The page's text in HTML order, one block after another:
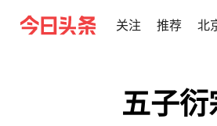
关注 推荐 北
五子